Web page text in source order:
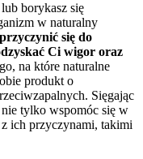
borykasz się
w naturalny
się do
Ci wigor oraz
na które naturalne
produkt o
Sięgając
nie tylko wspomóc się w
ich przyczynami, takimi